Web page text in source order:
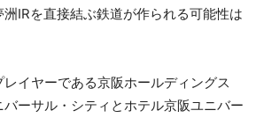
IRを直接結ぶ鉄道が作られる可能性は
イヤーである京阪ホールディングス
ーサル・シティとホテル京阪ユニバー